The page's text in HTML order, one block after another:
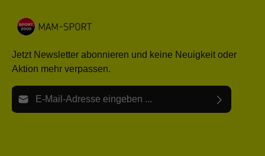
Jetzt Newsletter abonnieren und keine Neuigkeit oder
Aktion mehr verpassen.
E-Mail-Adresse*